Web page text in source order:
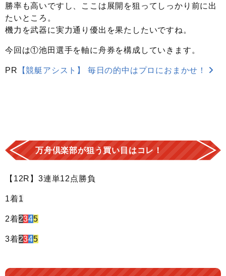
勝率も高いですし、ここは展開を狙ってしっかり前に出
たいところ。
機力を武器に実力通り優出を果たしたいですね。
今回は①池田選手を軸に舟券を構成していきます。
PR 【競艇アシスト】 毎日の的中はプロにおまかせ！
万舟倶楽部が狙う買い目はコレ！
【12R】3連単12点勝負
1着1
2着2345
3着2345